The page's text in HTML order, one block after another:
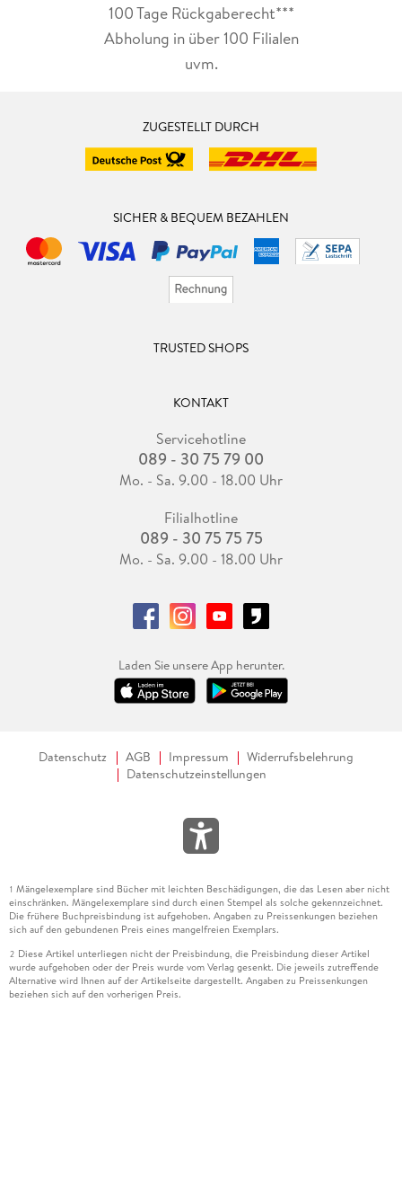
100 Tage Rückgaberecht***
Abholung in über 100 Filialen
uvm.
ZUGESTELLT DURCH
SICHER & BEQUEM BEZAHLEN
TRUSTED SHOPS
KONTAKT
Servicehotline
089 - 30 75 79 00
Mo. - Sa. 9.00 - 18.00 Uhr
Filialhotline
089 - 30 75 75 75
Mo. - Sa. 9.00 - 18.00 Uhr
Laden Sie unsere App herunter.
Datenschutz AGB Impressum
Widerrufsbelehrung
Datenschutzeinstellungen
1 Mängelexemplare sind Bücher mit leichten Beschädigungen, die das Lesen aber nicht
einschränken. Mängelexemplare sind durch einen Stempel als solche gekennzeichnet.
Die frühere Buchpreisbindung ist aufgehoben. Angaben zu Preissenkungen beziehen
sich auf den gebundenen Preis eines mangelfreien Exemplars.
2 Diese Artikel unterliegen nicht der Preisbindung, die Preisbindung dieser Artikel
wurde aufgehoben oder der Preis wurde vom Verlag gesenkt. Die jeweils zutreffende
Alternative wird Ihnen auf der Artikelseite dargestellt. Angaben zu Preissenkungen
beziehen sich auf den vorherigen Preis.